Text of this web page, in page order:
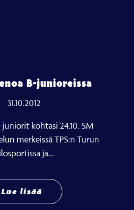
B-junioreissa
31.10.2012
juniorit kohtasi 24.10. SM-
merkeissä TPS:n Turun
ja...
Lue lisää